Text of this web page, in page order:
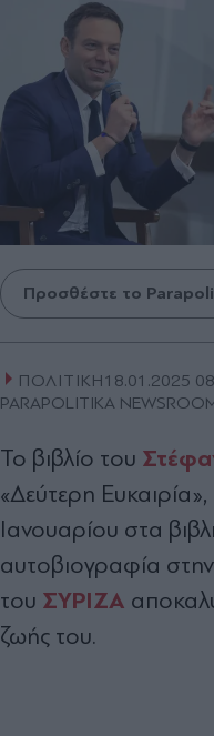
Προσθέστε το
ΠΟΛΙΤΙΚΗ18.01.2025
PARAPOLITIKA
Το βιβλίο του
«Δεύτερη
Ιανουαρίου στα
αυτοβιογραφία
του ΣΥΡΙΖΑ
ζωής του.